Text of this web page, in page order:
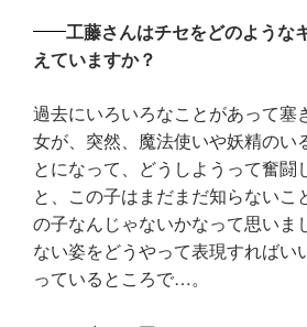
工藤さんはチセをどのような
えていますか？
過去にいろいろなことがあって塞
女が、突然、魔法使いや妖精のい
とになって、どうしようって奮闘
と、この子はまだまだ知らないこ
の子なんじゃないかなって思いま
ない姿をどうやって表現すればい
っているところで…。